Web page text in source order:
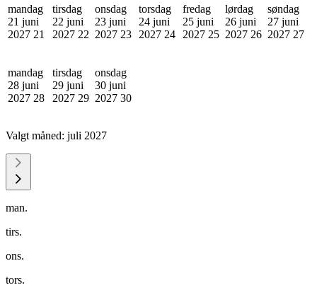
mandag
21 juni
2027 21
tirsdag
22 juni
2027 22
onsdag
23 juni
2027 23
torsdag
24 juni
2027 24
fredag
25 juni
2027 25
lørdag
26 juni
2027 26
søndag
27 juni
2027 27
mandag
28 juni
2027 28
tirsdag
29 juni
2027 29
onsdag
30 juni
2027 30
Valgt måned: juli 2027
man.
tirs.
ons.
tors.